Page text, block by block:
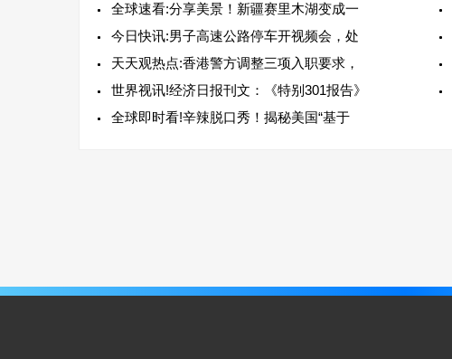
全球速看:分享美景！新疆赛里木湖变成一
今日快讯:男子高速公路停车开视频会，处
天天观热点:香港警方调整三项入职要求，
世界视讯!经济日报刊文：《特别301报告》
全球即时看!辛辣脱口秀！揭秘美国“基于